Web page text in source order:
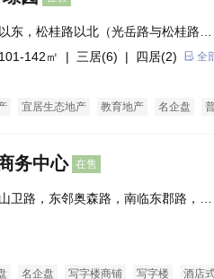
东，松桂路以北（光岳路与松桂路交
角）142㎡ | 三居(6) | 四居(2) 全
宜居生态地产 教育地产 名企盘
务中心 在售
卫路，东邻奥森路，南临东郡路，西
名企盘 写字楼商铺 写字楼 酒店